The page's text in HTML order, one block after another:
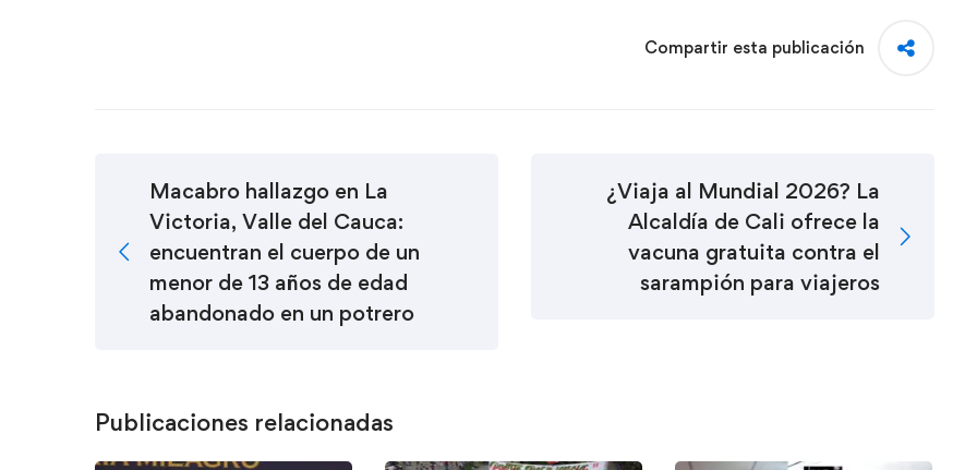
Compartir esta publicación
Macabro hallazgo en La
Victoria, Valle del Cauca:
encuentran el cuerpo de un
menor de 13 años de edad
abandonado en un potrero
¿Viaja al Mundial 2026? La
Alcaldía de Cali ofrece la
vacuna gratuita contra el
sarampión para viajeros
Publicaciones relacionadas